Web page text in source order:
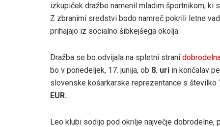
izkupiček dražbe namenil mladim športnikom, ki
Z zbranimi sredstvi bodo namreč pokrili letne
prihajajo iz socialno šibkejšega okolja.
Dražba se bo odvijala na spletni strani
bo v ponedeljek, 17. junija, ob 8. uri in končalav
slovenske košarkarske reprezentance s številko
EUR.
Leo klubi sodijo pod okrilje največje